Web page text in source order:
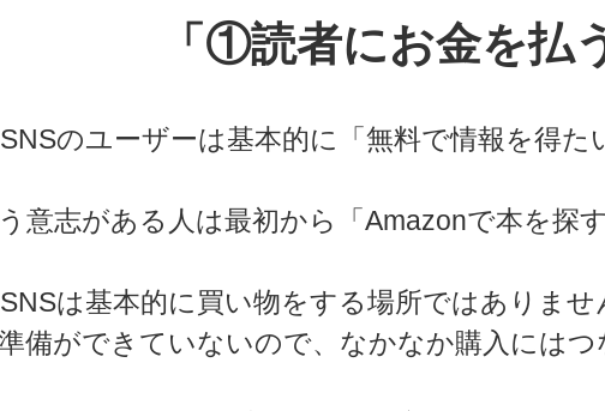
「①読者にお金を払
のユーザーは基本的に「無料で情報を得た
意志がある人は最初から「Amazonで本を探
は基本的に買い物をする場所ではありま
備ができていないので、なかなか購入にはつ